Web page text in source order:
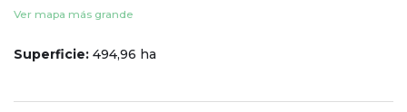
Ver mapa más grande
Superficie: 494,96 ha